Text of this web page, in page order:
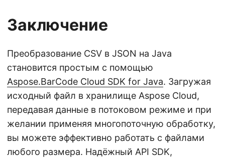
Заключение
Преобразование CSV в JSON на Java
становится простым с помощью
Aspose.BarCode Cloud SDK for Java. Загружая
исходный файл в хранилище Aspose Cloud,
передавая данные в потоковом режиме и при
желании применяя многопоточную обработку,
вы можете эффективно работать с файлами
любого размера. Надёжный API SDK,